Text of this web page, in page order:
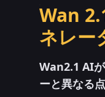
Wan
ネレー
Wan2.1 AI
ーと異なる